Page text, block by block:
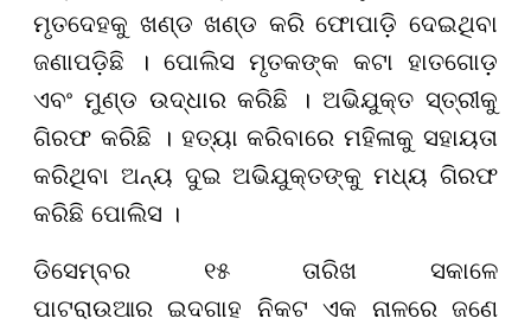
ମୃତଦେହକୁ ଖଣ୍ଡ ଖଣ୍ଡ କରି ଫୋପାଡ଼ି ଦେଇଥିବା
ଜଣାପଡ଼ିଛି । ପୋଲିସ ମୃତକଙ୍କ କଟା ହାତଗୋଡ଼
ଏବଂ ମୁଣ୍ଡ ଉଦ୍ଧାର କରିଛି । ଅଭିଯୁକ୍ତ ସ୍ତ୍ରୀକୁ
ଗିରଫ କରିଛି । ହତ୍ୟା କରିବାରେ ମହିଳାକୁ ସହାୟତା
କରିଥିବା ଅନ୍ୟ ଦୁଇ ଅଭିଯୁକ୍ତଙ୍କୁ ମଧ୍ୟ ଗିରଫ
କରିଛି ପୋଲିସ ।
ଡିସେମ୍ବର ୧୫ ତାରିଖ ସକାଳେ
ପାଟରାଉଆର ଇଦଗାହ ନିକଟ ଏକ ନାଳରେ ଜଣେ